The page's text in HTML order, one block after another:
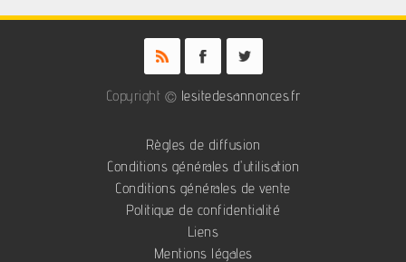
Copyright © lesitedesannonces.fr
Règles de diffusion
Conditions générales d'utilisation
Conditions générales de vente
Politique de confidentialité
Liens
Mentions légales